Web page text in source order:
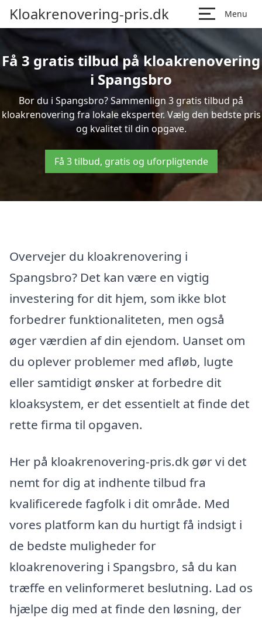
Kloakrenovering-pris.dk Menu
Få 3 gratis tilbud på kloakrenovering
i Spangsbro
Bor du i Spangsbro? Sammenlign 3 gratis tilbud på
kloakrenovering fra lokale eksperter. Vælg den bedste pris
og kvalitet til din opgave.
Få 3 tilbud, gratis og uforpligtende
Overvejer du kloakrenovering i
Spangsbro? Det kan være en vigtig
investering for dit hjem, som ikke blot
forbedrer funktionaliteten, men også
øger værdien af din ejendom. Uanset om
du oplever problemer med afløb, lugte
eller samtidigt ønsker at forbedre dit
kloaksystem, er det essentielt at finde det
rette firma til opgaven.
Her på kloakrenovering-pris.dk gør vi det
nemt for dig at indhente tilbud fra
kvalificerede fagfolk i dit område. Med
vores platform kan du hurtigt få indsigt i
de bedste muligheder for
kloakrenovering i Spangsbro, så du kan
træffe en velinformeret beslutning. Lad os
hjælpe dig med at finde den løsning, der